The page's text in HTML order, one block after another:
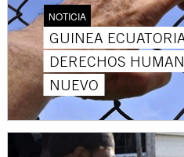
NOTICIA
GUINEA
DERECHOS
NUEVO